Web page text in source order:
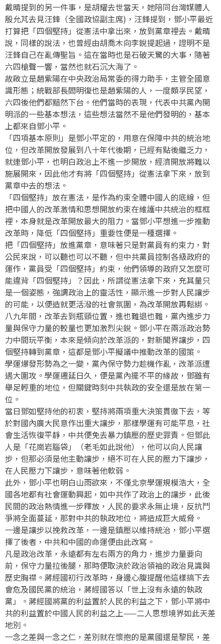
戴晴提到的另一件事，是胡耀去世當天，她陪同台灣媒體人
殷允芃去見汪鋒（全國政協副主席)，汪鋒提到，鄧小平最近
打算把「四個堅持」從憲法中拿出來，放到黨章裡去。戴晴
說，同樣的說法，也曾經由胡喬木向李銳提起過，證明不是
汪鋒自己在亂傳聖旨。這在當時也是石破天驚的大事，隨著
六四槍聲一響，當然也就石沉大海了。
故啟立是趙紫陽在中央政治局常委的得力助手，主管全國意
識形態；統戰部長閻明復也是趙紫陽的人，一度頗孚民望，
六四後他們都黯然下台。他們當時的表現，代表中共黨內開
明派的一些基本想法，這些想法當然不是他們發明的，基本
上都來自鄧小平。
「四項基本原則」是鄧小平定的，用意在保障中共的統治地
位，但改革開放發展到八十年代後期，已經有點後繼乏力，
就連鄧小平，也明白政治上不進一步開放，經濟開放將難以
施展開來，因此他才有將「四個堅持」從憲法拿下來，放到
黨章中去的想法。
「四個堅持」放在憲法，是作為約束全體中國人的底線，但
把中國人的改革激情和思想開放約束在維護中共統治的框框
裡，本身就是改革開放最大的阻力。當鄧小平想進一步推動
改革時，降低「四個堅持」重要性便是一種選擇。
把「四個堅持」放進黨章，意味著只是對黨員有約束力，對
公民來說，可以聽也可以不聽，但中共黨員控制各級政府的
運作，黨員受「四個堅持」約束，他們領導的政府又怎麼可
能違背「四個堅持」？因此，所謂從憲法拿下來，充其量只
是一個姿態，強調政治上的靈活性，顯示進一步對人民讓步
的可能，以便造就更活潑的社會氛圍，為改革開放再鬆綁。
八九年間，改革去到瓶頸位置，進也難退也難，黨內進步力
量與保守力量的較量也更加激烈尖銳。鄧小平在兩派政治勢
力中間玩平衡，本來是傾向於改革派的，對新聞界讓步，四
個堅持轉到黨章，這都是鄧小平擬議中推動改革的國策。
學運爆發形勢為之一變，黨內保守勢力趁機作亂，改革派遭
遇大圍攻。學運遷延日久，便是黨內擺不平的緣故，鄧雖有
舉足輕重的地位，但關鍵時刻中共執政的安全還是放在第一
位。
當日鄧如堅持他的初衷，堅持將兩項重大決策貫徹下去，等
於對國內廣大民意作出重大讓步，那樣學運有可能平息，社
會生活恢復平靜，中共便免去暴力鎮壓的歷史罪責。但鄧此
人是「花崗岩腦袋」（老毛如此說他），他可以向人民讓
步，但那必須是他主動讓步，絕不可在人民的壓力下讓步，
在人民壓力下讓步，意味著他軟弱。
此外，鄧小平也明白山雨欲來，不僅北京學運規模浩大，全
國各地都有社會運動興起，如中共作了政治上的讓步，此後
民間的政治熱情進一步釋放，人民的要求永無止境，反抗鬥
爭將全面蔓延，那對中共的執政地位，將造成巨大威脅。
一邊是讓步以挽救改革，一邊是鎮壓以維持統治，鄧小平選
擇了後者，中共和中國的命運便由此改寫。
凡是政治改革，永遠都有左右兩方的角力，進步力量要向
前，保守力量拉後腿，那時便取決於政治領袖的政治見識與
歷史胸襟。蔣經國初行改革時，身邊心腹提醒他這樣搞下去
會危及國民黨的統治，蔣經國答以「世上沒有永遠的執政
黨」。蔣經國將黨的利益置於人民的利益之下，鄧小平將中
共的利益置於中國人民的利益之上——二人思想境界如此天差
地別。
一念之差與一念之仁，差別就在懷抱的是黨國還是黎民，差